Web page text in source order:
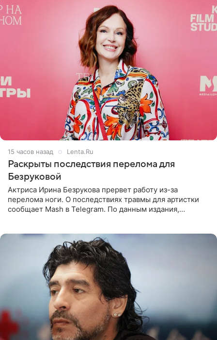
15 часов назад Lenta.Ru
Раскрыты последствия перелома для
Безруковой
Актриса Ирина Безрукова прервет работу из-за
перелома ноги. О последствиях травмы для артистки
сообщает Mash в Telegram. По данным издания,